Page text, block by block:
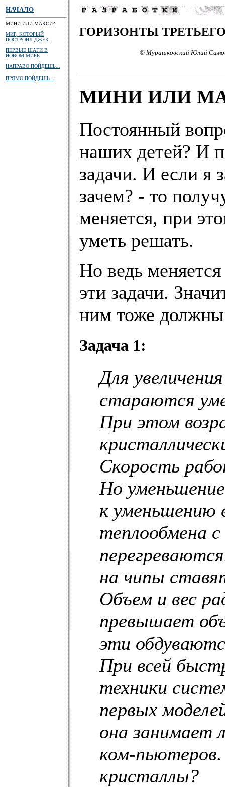
НАЧАЛО
МИНИ ИЛИ МАКСИ?
МИР, КОТОРЫЙ
ПОСТРОИЛ ДЖЕК
ПЕРВЫЕ ШАГИ В
НОВОМ МИРЕ
НАПРАВО ПОЙДЕШЬ...
ПРЯМО ПОЙДЕШЬ...
ГОРИЗОНТЫ
© Мурашковский Юлий
МИНИ ИЛИ
Постоянный
наших детей? И
задачи. И если я
зачем? - то
меняется, при
уметь решать.
Но ведь
эти задачи.
ним тоже
Задача 1:
Для
стараются
При этом
Скорость
Но
к уменьшению
теплообмена
на чипы
Объем и вес
превышает
эти
При всей
техники
первых
она занимает
ком-
кристаллы?